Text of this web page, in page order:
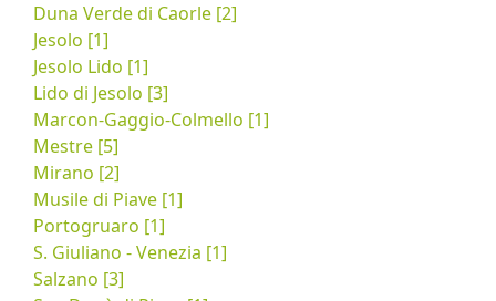
Duna Verde di Caorle [2]
Jesolo [1]
Jesolo Lido [1]
Lido di Jesolo [3]
Marcon-Gaggio-Colmello [1]
Mestre [5]
Mirano [2]
Musile di Piave [1]
Portogruaro [1]
S. Giuliano - Venezia [1]
Salzano [3]